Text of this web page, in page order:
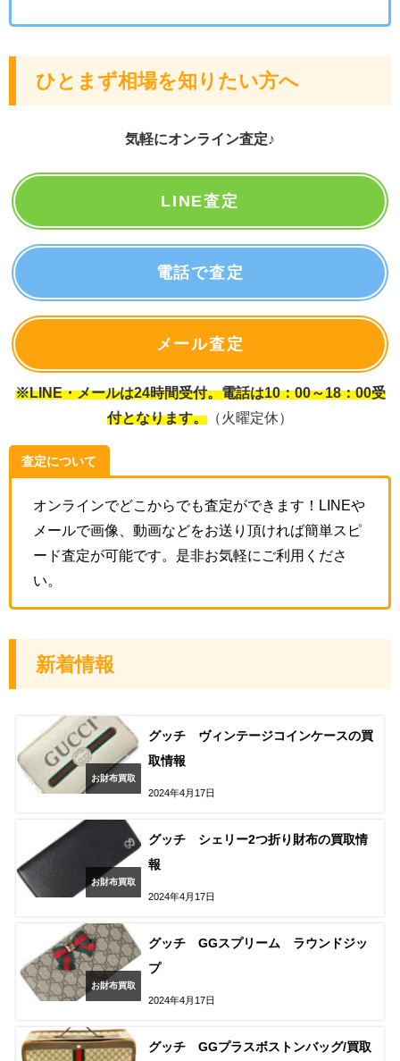
ひとまず相場を知りたい方へ
気軽にオンライン査定♪
LINE査定
電話で査定
メール査定
※LINE・メールは24時間受付。電話は10：00～18：00受
付となります。 （火曜定休）
査定について
オンラインでどこからでも査定ができます！LINEや
メールで画像、動画などをお送り頂ければ簡単スピ
ード査定が可能です。是非お気軽にご利用くださ
い。
新着情報
お財布買取
グッチ ヴィンテージコインケースの買
取情報
2024年4月17日
お財布買取
グッチ シェリー2つ折り財布の買取情
報
2024年4月17日
お財布買取
グッチ GGスプリーム ラウンドジッ
プ
2024年4月17日
グッチ GGプラスボストンバッグ/買取